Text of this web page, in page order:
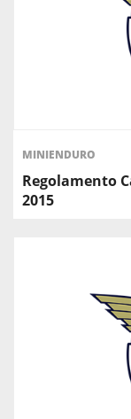
MINIENDURO
Regolamento
2015